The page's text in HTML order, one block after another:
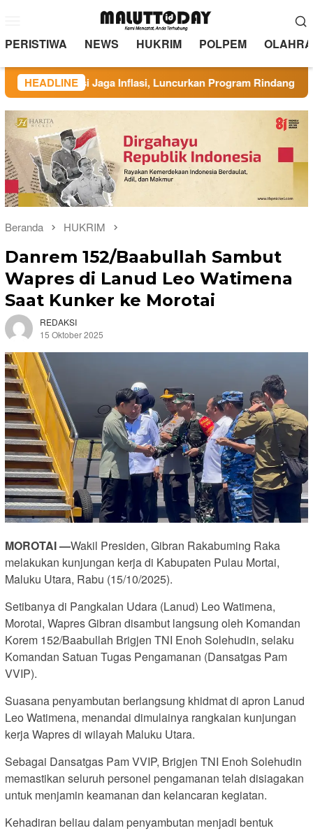
kontenMobile
PERISTIWA NEWS HUKRIM POLPEM
HEADLINE
Jaga Inflasi, Luncurkan Program Rindang Berseri
Beranda HUKRIM
Danrem 152/Baabullah Sambut
Wapres di Lanud Leo Watimena
Saat Kunker ke Morotai
REDAKSI
15 Oktober 2025
MOROTAI —Wakil Presiden, Gibran Rakabuming Raka
melakukan kunjungan kerja di Kabupaten Pulau Mortai,
Maluku Utara, Rabu (15/10/2025).
Setibanya di Pangkalan Udara (Lanud) Leo Watimena,
Morotai, Wapres Gibran disambut langsung oleh Komandan
Korem 152/Baabullah Brigjen TNI Enoh Solehudin, selaku
Komandan Satuan Tugas Pengamanan (Dansatgas Pam
VVIP).
Suasana penyambutan berlangsung khidmat di apron Lanud
Leo Watimena, menandai dimulainya rangkaian kunjungan
kerja Wapres di wilayah Maluku Utara.
Sebagai Dansatgas Pam VVIP, Brigjen TNI Enoh Solehudin
memastikan seluruh personel pengamanan telah disiagakan
untuk menjamin keamanan dan kelancaran kegiatan.
Kehadiran beliau dalam penyambutan menjadi bentuk